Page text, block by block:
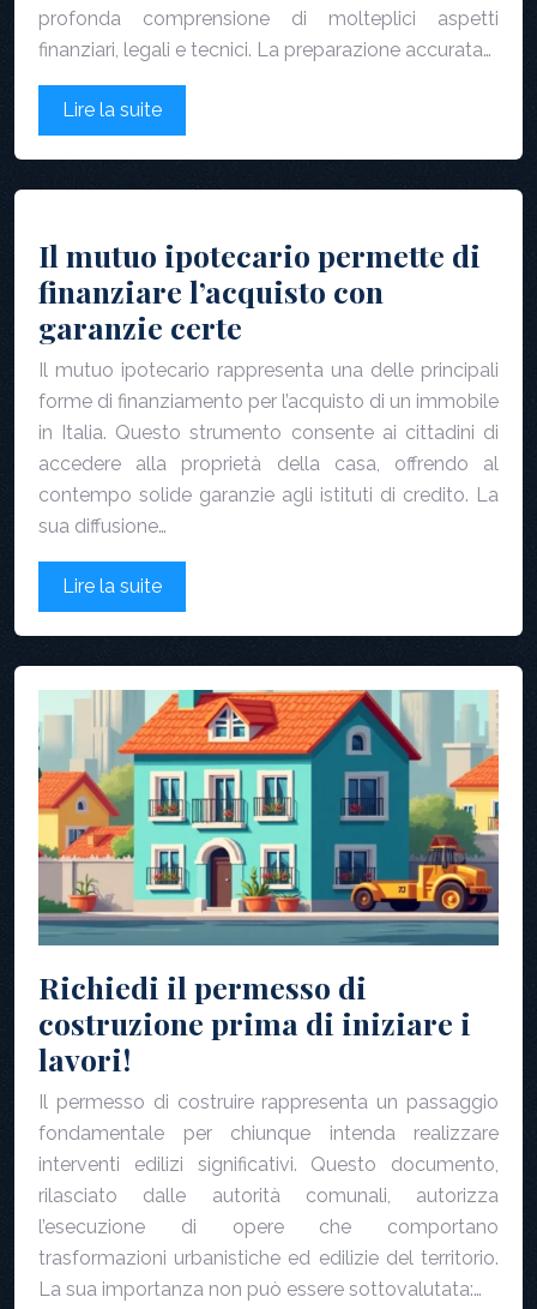
profonda comprensione di molteplici aspetti
finanziari, legali e tecnici. La preparazione accurata…
Lire la suite
Il mutuo ipotecario permette di
finanziare l’acquisto con
garanzie certe
Il mutuo ipotecario rappresenta una delle principali
forme di finanziamento per l’acquisto di un immobile
in Italia. Questo strumento consente ai cittadini di
accedere alla proprietà della casa, offrendo al
contempo solide garanzie agli istituti di credito. La
sua diffusione…
Lire la suite
Richiedi il permesso di
costruzione prima di iniziare i
lavori!
Il permesso di costruire rappresenta un passaggio
fondamentale per chiunque intenda realizzare
interventi edilizi significativi. Questo documento,
rilasciato dalle autorità comunali, autorizza
l’esecuzione di opere che comportano
trasformazioni urbanistiche ed edilizie del territorio.
La sua importanza non può essere sottovalutata:…